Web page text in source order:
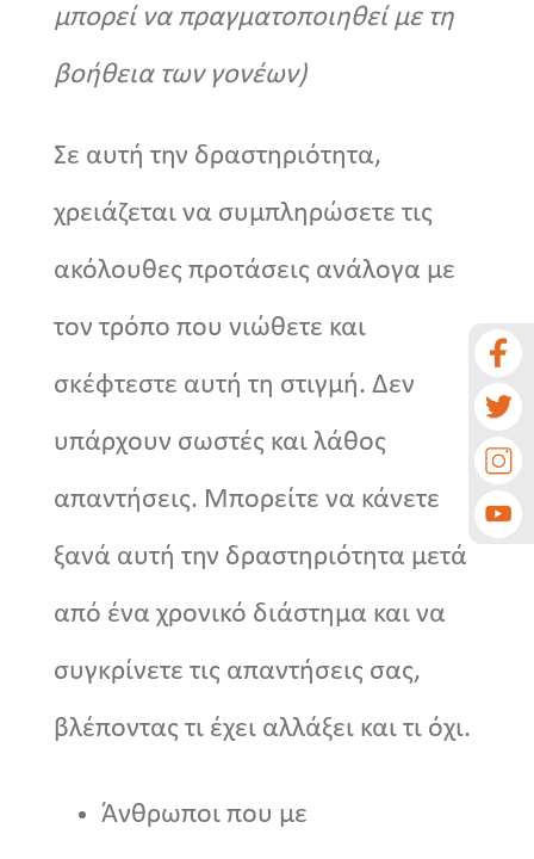
μπορεί να πραγματοποιηθεί με τη
βοήθεια των γονέων)
Σε αυτή την δραστηριότητα,
χρειάζεται να συμπληρώσετε τις
ακόλουθες προτάσεις ανάλογα με
τον τρόπο που νιώθετε και
σκέφτεστε αυτή τη στιγμή. Δεν
υπάρχουν σωστές και λάθος
απαντήσεις. Μπορείτε να κάνετε
ξανά αυτή την δραστηριότητα μετά
από ένα χρονικό διάστημα και να
συγκρίνετε τις απαντήσεις σας,
βλέποντας τι έχει αλλάξει και τι όχι.
Άνθρωποι που με